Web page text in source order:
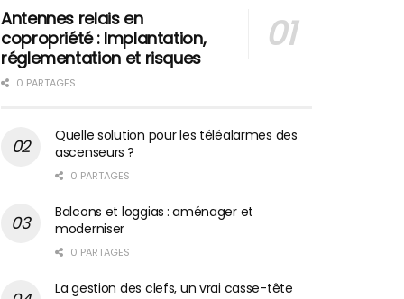
Antennes relais en
copropriété : Implantation,
réglementation et risques
0 PARTAGES
Quelle solution pour les téléalarmes des
ascenseurs ?
0 PARTAGES
Balcons et loggias : aménager et
moderniser
0 PARTAGES
La gestion des clefs, un vrai casse-tête